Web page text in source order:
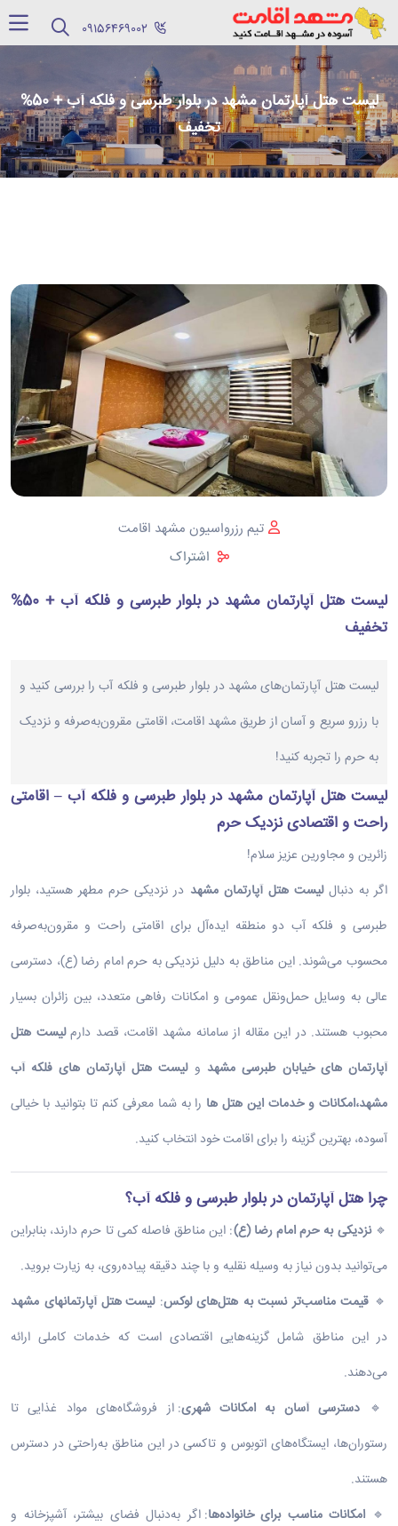
لیست هتل آپارتمان مشهد در بلوار طبرسی و فلکه آب + 50%
تخفیف
تیم رزرواسیون مشهد اقامت
اشتراک
لیست هتل آپارتمان مشهد در بلوار طبرسی و فلکه آب + 50%
تخفیف
لیست هتل آپارتمان‌های مشهد در بلوار طبرسی و فلکه آب را بررسی کنید و
با رزرو سریع و آسان از طریق مشهد اقامت، اقامتی مقرون‌به‌صرفه و نزدیک
به حرم را تجربه کنید!
لیست هتل آپارتمان مشهد در بلوار طبرسی و فلکه آب – اقامتی
راحت و اقتصادی نزدیک حرم
زائرین و مجاورین عزیز سلام!
اگر به دنباللیست هتل آپارتمان مشهد در نزدیکی حرم مطهر هستید، بلوار
طبرسی و فلکه آب دو منطقه ایده‌آل برای اقامتی راحت و مقرون‌به‌صرفه
محسوب می‌شوند. این مناطق به دلیل نزدیکی به حرم امام رضا (ع)، دسترسی
عالی به وسایل حمل‌ونقل عمومی و امکانات رفاهی متعدد، بین زائران بسیار
محبوب هستند. در این مقاله از سامانه مشهد اقامت، قصد دارملیست هتل
آپارتمان های خیابان طبرسی مشهد ولیست هتل آپارتمان های فلکه آب
مشهد،امکانات و خدمات این هتل ها را به شما معرفی کنم تا بتوانید با خیالی
آسوده، بهترین گزینه را برای اقامت خود انتخاب کنید.
چرا هتل آپارتمان در بلوار طبرسی و فلکه آب؟
🔹نزدیکی به حرم امام رضا (ع): این مناطق فاصله کمی تا حرم دارند، بنابراین
می‌توانید بدون نیاز به وسیله نقلیه و با چند دقیقه پیاده‌روی، به زیارت بروید.
🔹 قیمت مناسب‌تر نسبت به هتل‌های لوکس:لیست هتل آپارتمانهای مشهد
در این مناطق شامل گزینه‌هایی اقتصادی است که خدمات کاملی ارائه
می‌دهند.
🔹 دسترسی آسان به امکانات شهری: از فروشگاه‌های مواد غذایی تا
رستوران‌ها، ایستگاه‌های اتوبوس و تاکسی در این مناطق به‌راحتی در دسترس
هستند.
🔹 امکانات مناسب برای خانواده‌ها: اگر به‌دنبال فضای بیشتر، آشپزخانه و